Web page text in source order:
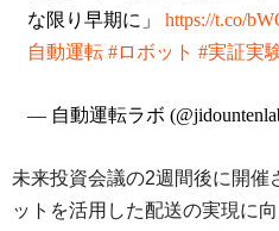
な限り早期に」 https://t.co/
自動運転 #ロボット #実証実
— 自動運転ラボ
未来投資会議の2週間後に開催
ットを活用した配送の実現に